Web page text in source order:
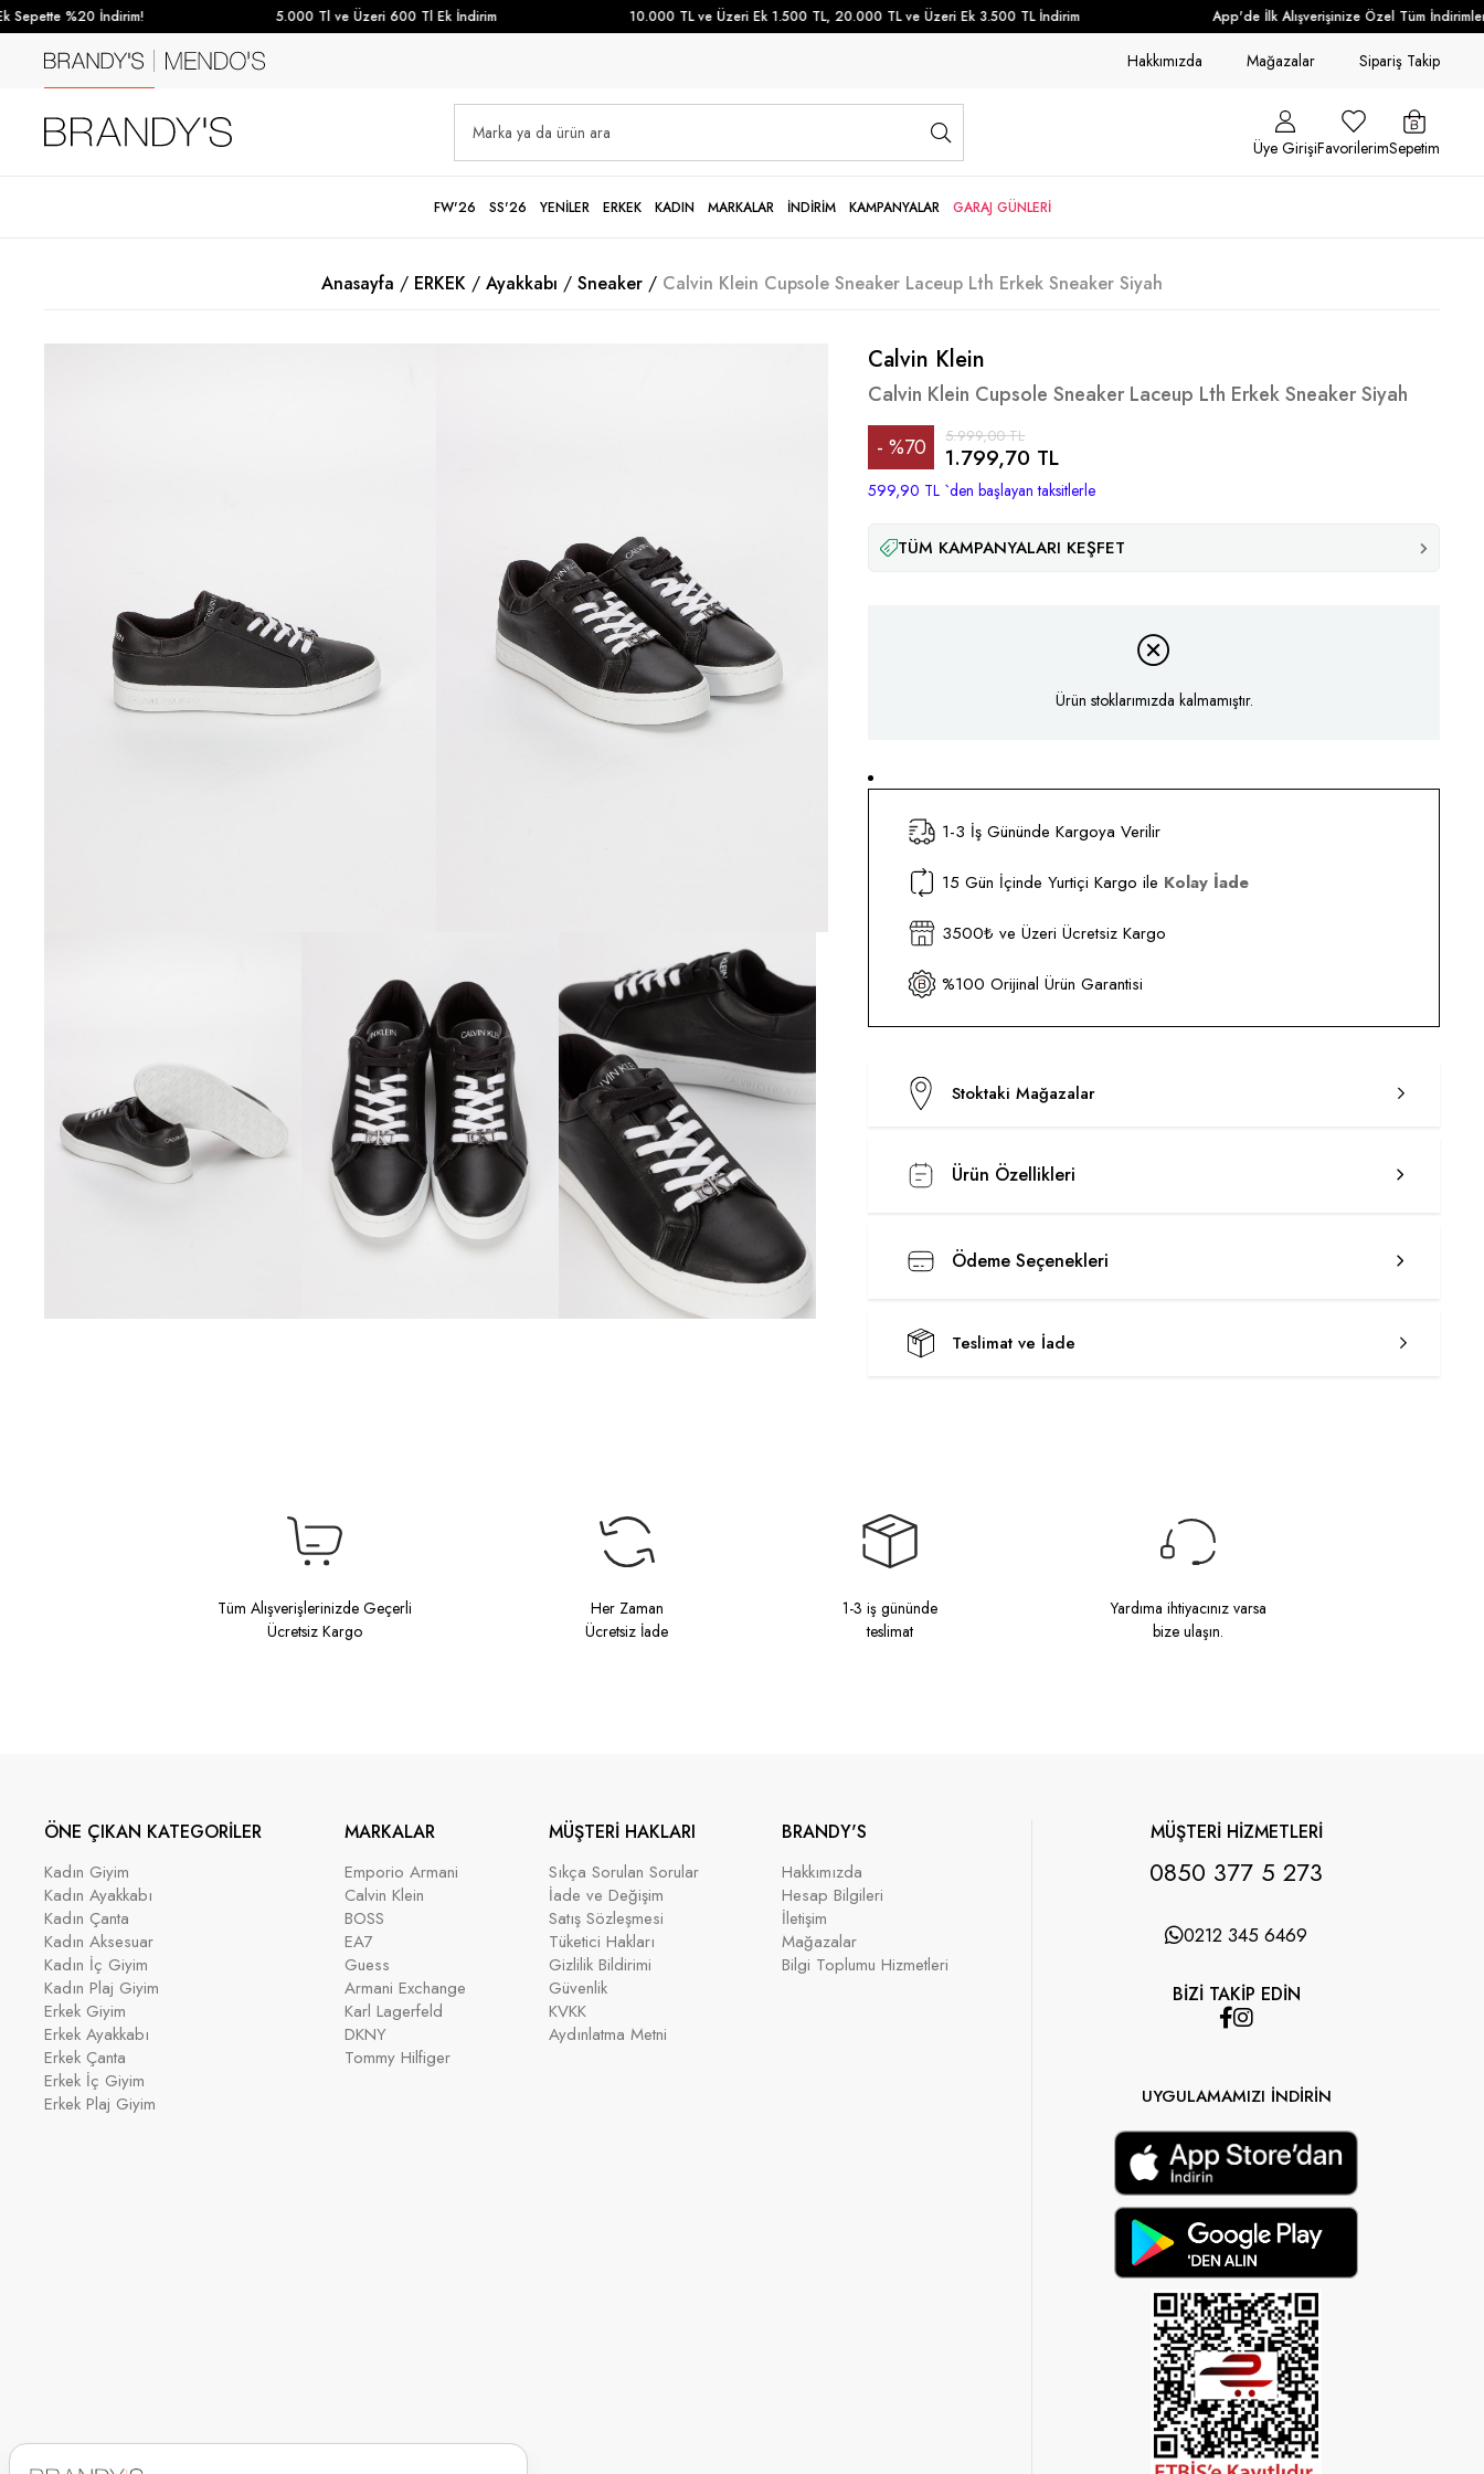
%20 İndirim! 5.000 Tl ve Üzeri 600 Tl Ek İndirim 10.000 TL ve Üzeri Ek 1.500 TL, 20.000 TL ve Üzeri Ek 3.500 TL İndirim App'de İlk Alışverişinize Özel Tüm
Hakkımızda Mağazalar Sipariş Takip
Üye GirişiFavorilerimSepetim
FW'26 SS'26 YENİLER ERKEK KADIN MARKALAR İNDİRİM KAMPANYALAR GARAJ GÜNLERİ
Anasayfa ERKEK Ayakkabı Sneaker Calvin Klein Cupsole Sneaker Laceup Lth Erkek Sneaker Siyah
Calvin Klein
Calvin Klein Cupsole Sneaker Laceup Lth Erkek Sneaker Siyah
%70
İndirim
5.999,00 TL
1.799,70 TL
599,90 TL `den başlayan taksitlerle
TÜM KAMPANYALARI KEŞFET
Ürün stoklarımızda kalmamıştır.
1-3 İş Gününde Kargoya Verilir
15 Gün İçinde Yurtiçi Kargo ile Kolay İade
3500₺ ve Üzeri Ücretsiz Kargo
%100 Orijinal Ürün Garantisi
Stoktaki Mağazalar
Ürün Özellikleri
Ödeme Seçenekleri
Teslimat ve İade
Tüm Alışverişlerinizde Geçerli
Ücretsiz Kargo
Her Zaman
Ücretsiz İade
1-3 iş gününde
teslimat
Yardıma ihtiyacınız varsa
bize ulaşın.
ÖNE ÇIKAN KATEGORİLER
Kadın Giyim
Kadın Ayakkabı
Kadın Çanta
Kadın Aksesuar
Kadın İç Giyim
Kadın Plaj Giyim
Erkek Giyim
Erkek Ayakkabı
Erkek Çanta
Erkek İç Giyim
Erkek Plaj Giyim
MARKALAR
Emporio Armani
Calvin Klein
BOSS
EA7
Guess
Armani Exchange
Karl Lagerfeld
DKNY
Tommy Hilfiger
MÜŞTERİ HAKLARI
Sıkça Sorulan Sorular
İade ve Değişim
Satış Sözleşmesi
Tüketici Hakları
Gizlilik Bildirimi
Güvenlik
KVKK
Aydınlatma Metni
BRANDY'S
Hakkımızda
Hesap Bilgileri
İletişim
Mağazalar
Bilgi Toplumu Hizmetleri
MÜŞTERİ HİZMETLERİ
0850 377 5 273
0212 345 6469
BİZİ TAKİP EDİN
UYGULAMAMIZI İNDİRİN